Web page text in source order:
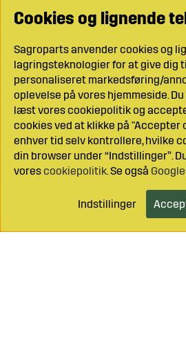
Læg i
Cookies og lignende
Sagroparts anvender cookies og
lagringsteknologier for at give dig
personaliseret markedsføring/
oplevelse på vores hjemmeside.
læst vores cookiepolitik og
cookies ved at klikke på "Accepter
enhver tid selv kontrollere, hvilke
din browser under “Indstillinger”.
vorescookiepolitik. Se også
Indstillinger